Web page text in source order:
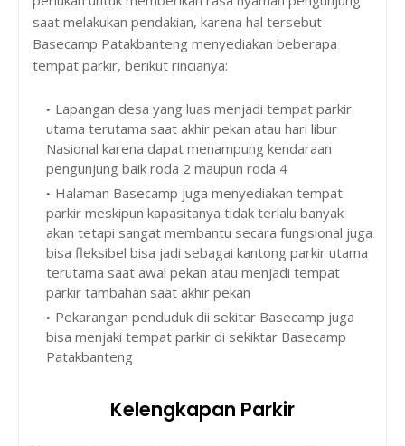
saat melakukan pendakian, karena hal tersebut
Basecamp Patakbanteng menyediakan beberapa
tempat parkir, berikut rincianya:
Lapangan desa yang luas menjadi tempat parkir
utama terutama saat akhir pekan atau hari libur
Nasional karena dapat menampung kendaraan
pengunjung baik roda 2 maupun roda 4
Halaman Basecamp juga menyediakan tempat
parkir meskipun kapasitanya tidak terlalu banyak
akan tetapi sangat membantu secara fungsional juga
bisa fleksibel bisa jadi sebagai kantong parkir utama
terutama saat awal pekan atau menjadi tempat
parkir tambahan saat akhir pekan
Pekarangan penduduk dii sekitar Basecamp juga
bisa menjaki tempat parkir di sekiktar Basecamp
Patakbanteng
Kelengkapan Parkir